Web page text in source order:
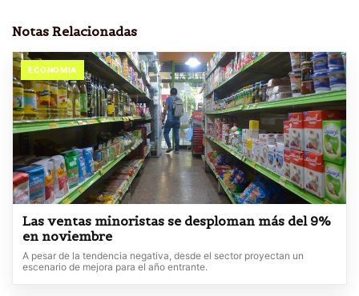
Notas Relacionadas
ECONOMIA
Las ventas minoristas se desploman más del 9%
en noviembre
A pesar de la tendencia negativa, desde el sector proyectan un
escenario de mejora para el año entrante.